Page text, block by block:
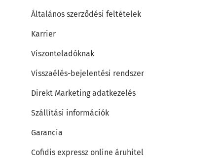
Általános szerződési feltételek
Karrier
Viszonteladóknak
Visszaélés-bejelentési rendszer
Direkt Marketing adatkezelés
Szállítási információk
Garancia
Cofidis expressz online áruhitel